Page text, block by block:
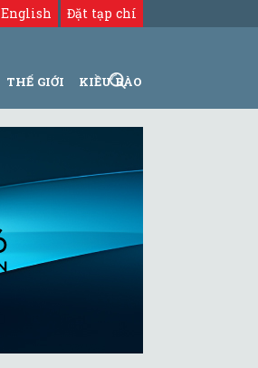
Đặt tạp chí
English
THẾ GIỚI KIỀU BÀO